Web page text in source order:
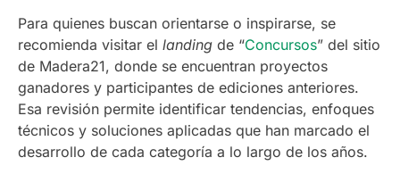
Para quienes buscan orientarse o inspirarse, se
recomienda visitar el landing de “Concursos” del sitio
de Madera21, donde se encuentran proyectos
ganadores y participantes de ediciones anteriores.
Esa revisión permite identificar tendencias, enfoques
técnicos y soluciones aplicadas que han marcado el
desarrollo de cada categoría a lo largo de los años.